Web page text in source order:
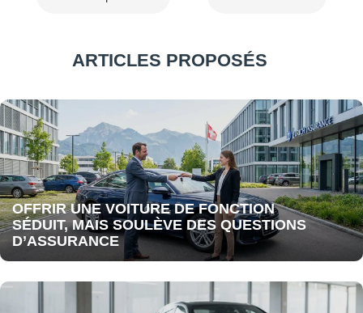
ARTICLES PROPOSÉS
OFFRIR UNE VOITURE DE FONCTION
SÉDUIT, MAIS SOULÈVE DES QUESTIONS
D’ASSURANCE